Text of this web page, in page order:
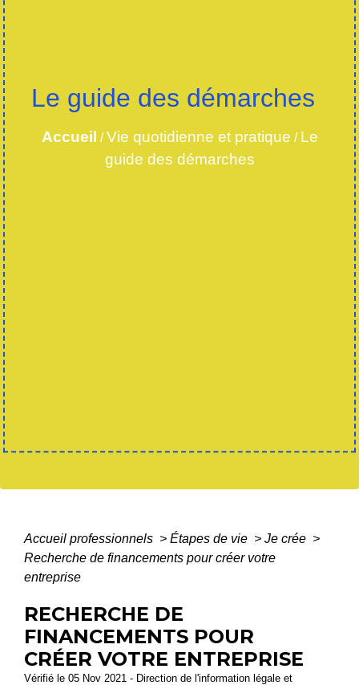
Le guide des démarches
Accueil /Vie quotidienne et pratique / Le
guide des démarches
Accueil professionnels > Étapes de vie > Je crée >
Recherche de financements pour créer votre
entreprise
RECHERCHE DE
FINANCEMENTS POUR
CRÉER VOTRE ENTREPRISE
Vérifié le 05 Nov 2021 - Direction de l'information légale et